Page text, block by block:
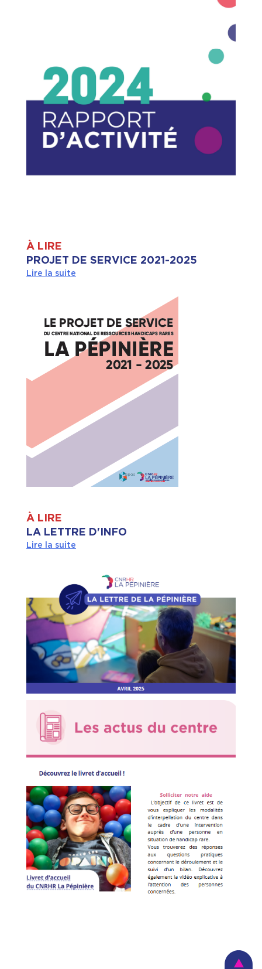
À LIRE
PROJET DE SERVICE 2021-2025
Lire la suite
À LIRE
LA LETTRE D'INFO
Lire la suite